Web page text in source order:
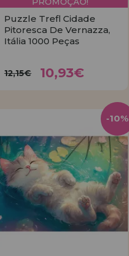
Puzzle Trefl Cidade
Pitoresca De Vernazza,
Itália 1000 Peças
12,15€ 10,93€
-10%